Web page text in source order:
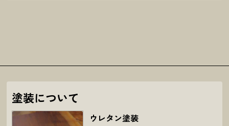
塗装について
ウレタン塗装